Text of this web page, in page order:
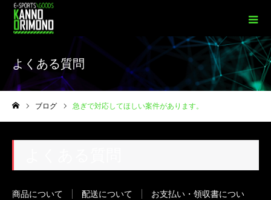
よくある質問
ブログ 急ぎで対応してほしい案件があります。
商品について 配送について
お支払い・領収書につい